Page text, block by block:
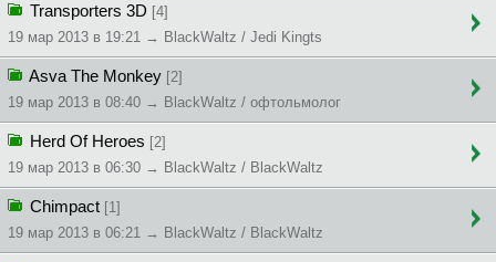
Transporters 3D [4]
19 мар 2013 в 19:21 → BlackWaltz / Jedi Kingts
Asva The Monkey [2]
19 мар 2013 в 08:40 → BlackWaltz / офтольмолог
Herd Of Heroes [2]
19 мар 2013 в 06:30 → BlackWaltz / BlackWaltz
Chimpact [1]
19 мар 2013 в 06:21 → BlackWaltz / BlackWaltz